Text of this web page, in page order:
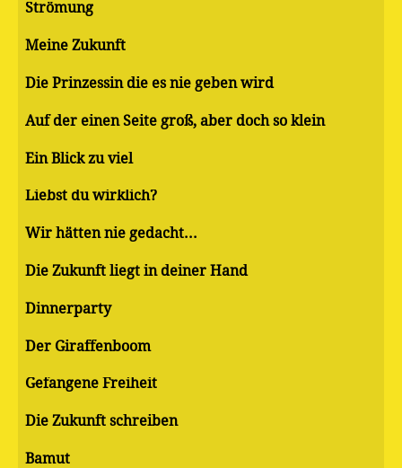
Strömung
Meine Zukunft
Die Prinzessin die es nie geben wird
Auf der einen Seite groß, aber doch so klein
Ein Blick zu viel
Liebst du wirklich?
Wir hätten nie gedacht...
Die Zukunft liegt in deiner Hand
Dinnerparty
Der Giraffenboom
Gefangene Freiheit
Die Zukunft schreiben
Bamut